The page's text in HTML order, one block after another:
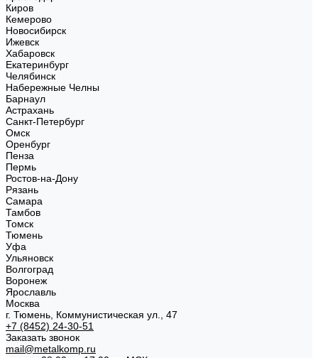
Киров
Кемерово
Новосибирск
Ижевск
Хабаровск
Екатеринбург
Челябинск
Набережные Челны
Барнаул
Астрахань
Санкт-Петербург
Омск
Оренбург
Пенза
Пермь
Ростов-на-Дону
Рязань
Самара
Тамбов
Томск
Тюмень
Уфа
Ульяновск
Волгоград
Воронеж
Ярославль
Москва
г. Тюмень, Коммунистическая ул., 47
+7 (8452) 24-30-51
Заказать звонок
mail@metalkomp.ru